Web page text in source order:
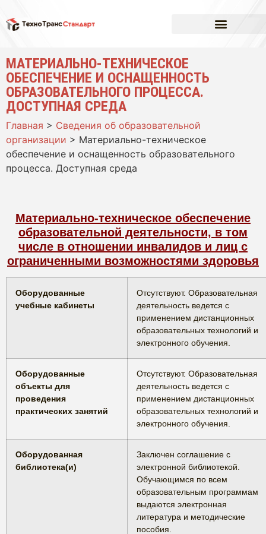
МАТЕРИАЛЬНО-ТЕХНИЧЕСКОЕ
ОБЕСПЕЧЕНИЕ И ОСНАЩЕННОСТЬ
ОБРАЗОВАТЕЛЬНОГО ПРОЦЕССА.
ДОСТУПНАЯ СРЕДА
Главная > Сведения об образовательной
организации > Материально-техническое
обеспечение и оснащенность образовательного
процесса. Доступная среда
Материально-техническое обеспечение
образовательной деятельности, в том
числе в отношении инвалидов и лиц с
ограниченными возможностями здоровья
Оборудованные
учебные кабинеты
Отсутствуют. Образовательная
деятельность ведется с
применением дистанционных
образовательных технологий и
электронного обучения.
Оборудованные
объекты для
проведения
практических занятий
Отсутствуют. Образовательная
деятельность ведется с
применением дистанционных
образовательных технологий и
электронного обучения.
Оборудованная
библиотека(и)
Заключен соглашение с
электронной библиотекой.
Обучающимся по всем
образовательным программам
выдаются электронная
литература и методические
пособия.